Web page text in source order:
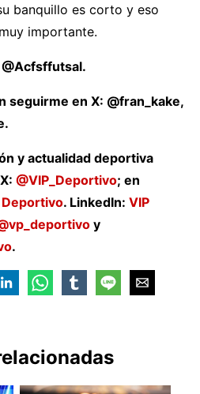
banquillo es corto y eso
importante.
@Acfsffutsal.
seguirme en X: @fran_kake,
y actualidad deportiva
@VIP_Deportivo; en
Deportivo. LinkedIn: VIP
y
.